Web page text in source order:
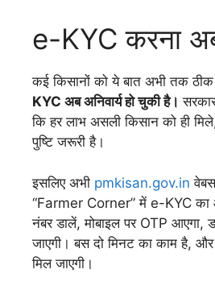
e-KYC करना
कई किसानों को ये बात अभी तक ठीक
KYC अब अनिवार्य हो चुकी है।
कि हर लाभ असली किसान को ही
पुष्टि जरूरी है।
इसलिए अभी pmkisan.gov.in
“Farmer Corner” में e-KYC का
नंबर डालें, मोबाइल पर OTP आएगा,
जाएगी। बस दो मिनट का काम है,
मिल जाएगी।